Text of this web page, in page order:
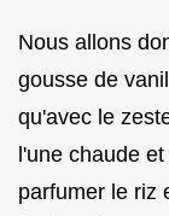
Nous allons
gousse de
qu'avec le
l'une chaude
parfumer le riz